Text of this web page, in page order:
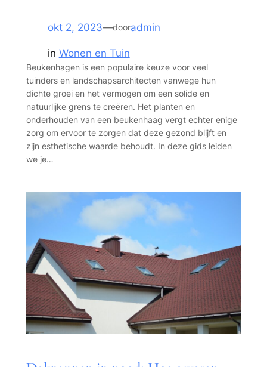
okt 2, 2023—dooradmin
in Wonen en Tuin
Beukenhagen is een populaire keuze voor veel
tuinders en landschapsarchitecten vanwege hun
dichte groei en het vermogen om een solide en
natuurlijke grens te creëren. Het planten en
onderhouden van een beukenhaag vergt echter enige
zorg om ervoor te zorgen dat deze gezond blijft en
zijn esthetische waarde behoudt. In deze gids leiden
we je…